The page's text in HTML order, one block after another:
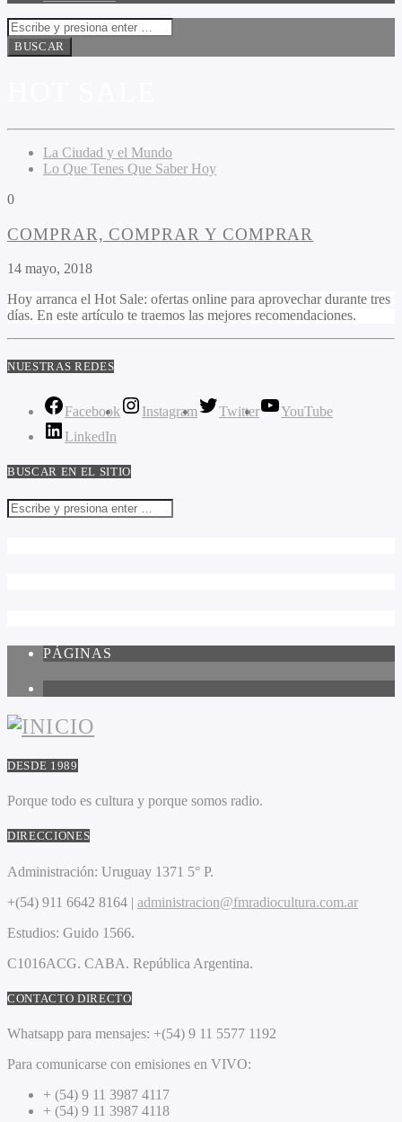
La Ciudad y el Mundo
Lo Que Tenes Que Saber Hoy
0
COMPRAR, COMPRAR Y COMPRAR
14 mayo, 2018
Hoy arranca el Hot Sale: ofertas online para aprovechar durante tres
días. En este artículo te traemos las mejores recomendaciones.
NUESTRAS REDES
Facebook Instagram Twitter
YouTube
LinkedIn
BUSCAR EN EL SITIO
PÁGINAS
DESDE 1989
Porque todo es cultura y porque somos radio.
DIRECCIONES
Administración: Uruguay 1371 5° P.
+(54) 911 6642 8164 | administracion@fmradiocultura.com.ar
Estudios: Guido 1566.
C1016ACG. CABA. República Argentina.
CONTACTO DIRECTO
Whatsapp para mensajes: +(54) 9 11 5577 1192
Para comunicarse con emisiones en VIVO:
+ (54) 9 11 3987 4117
+ (54) 9 11 3987 4118